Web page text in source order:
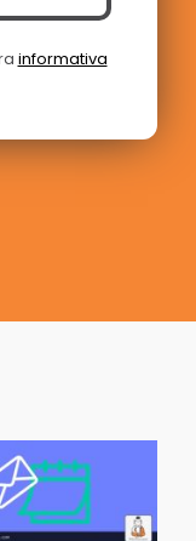
informativa